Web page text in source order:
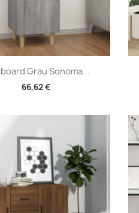
Grau Sonoma...
66,62 €
Vorschau